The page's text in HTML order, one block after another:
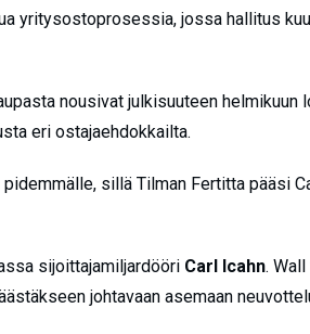
yritysostoprosessia, jossa hallitus
nousivat julkisuuteen helmikuun
eri ostajaehdokkailta.
sillä Tilman Fertitta pääsi
sijoittajamiljardööri Carl Icahn.
johtavaan asemaan